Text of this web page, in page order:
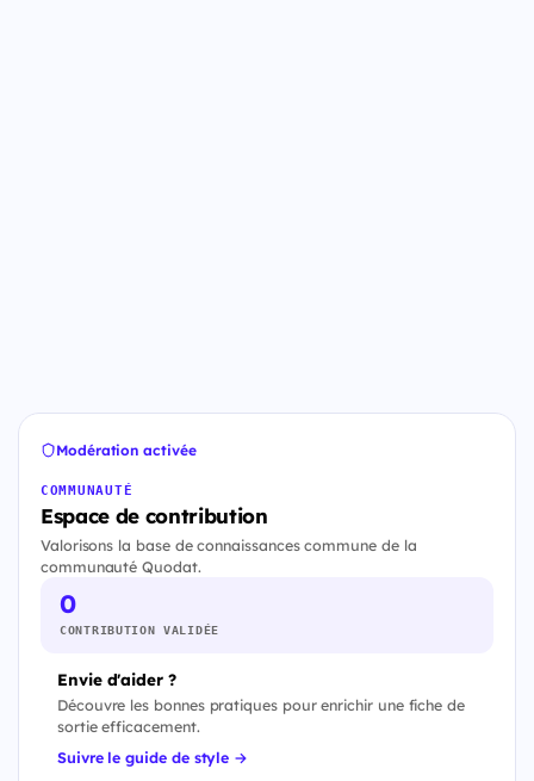
Modération activée
COMMUNAUTÉ
Espace de contribution
Valorisons la base de connaissances commune de la
communauté Quodat.
0
CONTRIBUTION VALIDÉE
Envie d'aider ?
Découvre les bonnes pratiques pour enrichir une fiche de
sortie efficacement.
Suivre le guide de style →